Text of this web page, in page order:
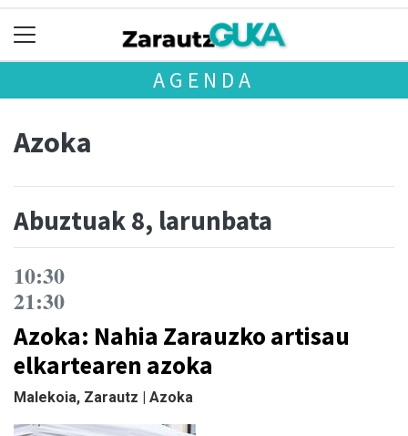
AGENDA
Azoka
Abuztuak 8, larunbata
10:30
21:30
Azoka: Nahia Zarauzko artisau
elkartearen azoka
Malekoia, Zarautz | Azoka